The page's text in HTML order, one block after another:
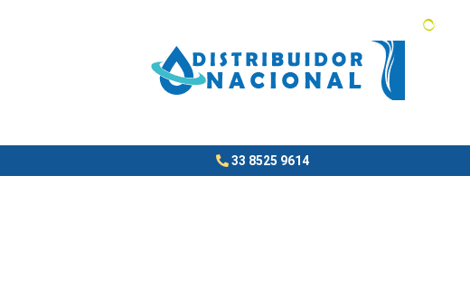
33 8525 9614